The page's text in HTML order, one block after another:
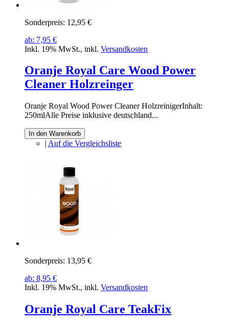
Sonderpreis: 12,95 €
ab: 7,95 €
Inkl. 19% MwSt., inkl. Versandkosten
Oranje Royal Care Wood Power
Cleaner Holzreinger
Oranje Royal Wood Power Cleaner HolzreinigerInhalt:
250mlAlle Preise inklusive deutschland...
In den Warenkorb
| Auf die Vergleichsliste
Sonderpreis: 13,95 €
ab: 8,95 €
Inkl. 19% MwSt., inkl. Versandkosten
Oranje Royal Care TeakFix